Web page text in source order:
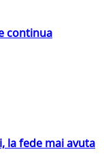
continua
la fede mai avuta